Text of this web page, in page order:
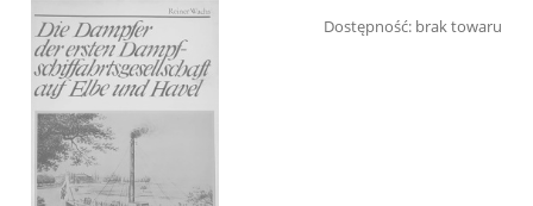
Dostępność: brak towaru